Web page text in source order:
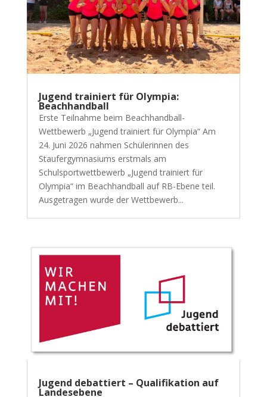
Jugend trainiert für Olympia:
Beachhandball
Erste Teilnahme beim Beachhandball-
Wettbewerb „Jugend trainiert für Olympia“ Am
24. Juni 2026 nahmen Schülerinnen des
Staufergymnasiums erstmals am
Schulsportwettbewerb „Jugend trainiert für
Olympia“ im Beachhandball auf RB-Ebene teil.
Ausgetragen wurde der Wettbewerb...
Jugend debattiert – Qualifikation auf
Landesebene